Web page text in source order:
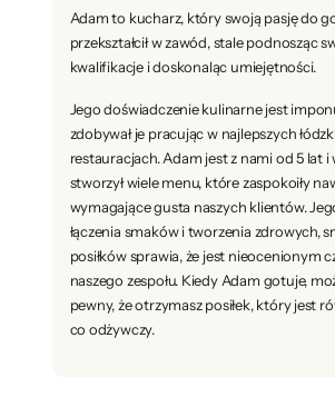
Adam to kucharz, który swoją pasję do
przekształcił w zawód, stale podnosząc
kwalifikacje i doskonaląc umiejętności.
Jego doświadczenie kulinarne jest
zdobywał je pracując w najlepszych
restauracjach. Adam jest z nami od 5 lat i
stworzył wiele menu, które zaspokoiły
wymagające gusta naszych klientów.
łączenia smaków i tworzenia zdrowych,
posiłków sprawia, że jest nieocenionym
naszego zespołu. Kiedy Adam gotuje,
pewny, że otrzymasz posiłek, który jest
co odżywczy.